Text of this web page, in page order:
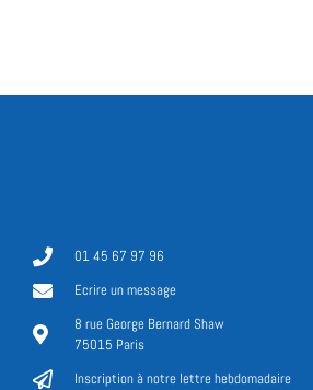
01 45 67 97 96
Ecrire un message
8 rue George Bernard Shaw
75015 Paris
Inscription à notre lettre hebdomadaire